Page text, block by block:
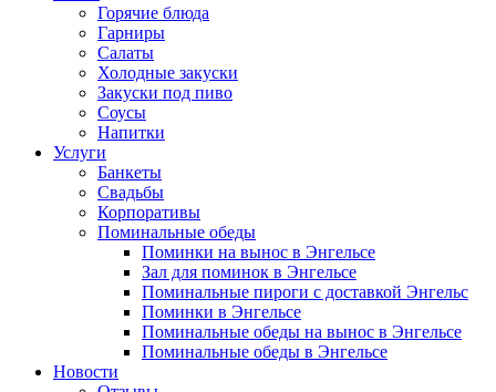
Горячие блюда
Гарниры
Салаты
Холодные закуски
Закуски под пиво
Соусы
Напитки
Услуги
Банкеты
Свадьбы
Корпоративы
Поминальные обеды
Поминки на вынос в Энгельсе
Зал для поминок в Энгельсе
Поминальные пироги с доставкой Энгельс
Поминки в Энгельсе
Поминальные обеды на вынос в Энгельсе
Поминальные обеды в Энгельсе
Новости